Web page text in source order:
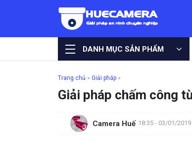
DANH MỤC SẢN PHẨM
Trang chủ » Giải pháp »
Giải pháp chấm công
Camera Huế 18:35 - 03/01/2019